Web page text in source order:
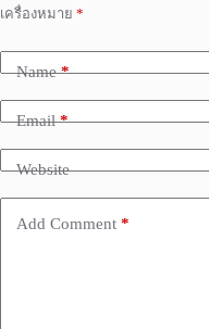
เครื่องหมาย *
Name*
Email*
Website
Add Comment *